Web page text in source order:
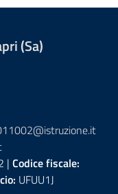
(Sa)
| Codice fiscale:
UFUU1J